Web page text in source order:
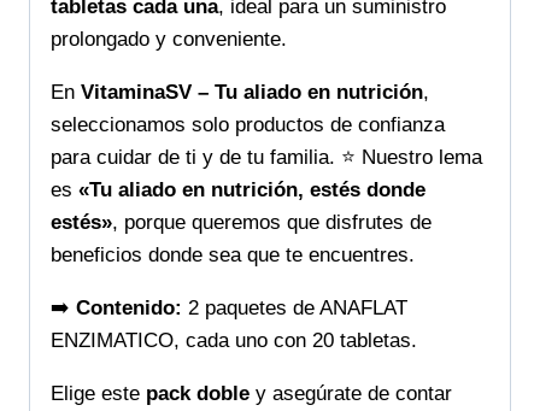
tabletas cada una, ideal para un suministro
prolongado y conveniente.
En VitaminaSV – Tu aliado en nutrición,
seleccionamos solo productos de confianza
para cuidar de ti y de tu familia. ⭐️ Nuestro lema
es «Tu aliado en nutrición, estés donde
estés», porque queremos que disfrutes de
beneficios donde sea que te encuentres.
➡️ Contenido: 2 paquetes de ANAFLAT
ENZIMATICO, cada uno con 20 tabletas.
Elige este pack doble y asegúrate de contar